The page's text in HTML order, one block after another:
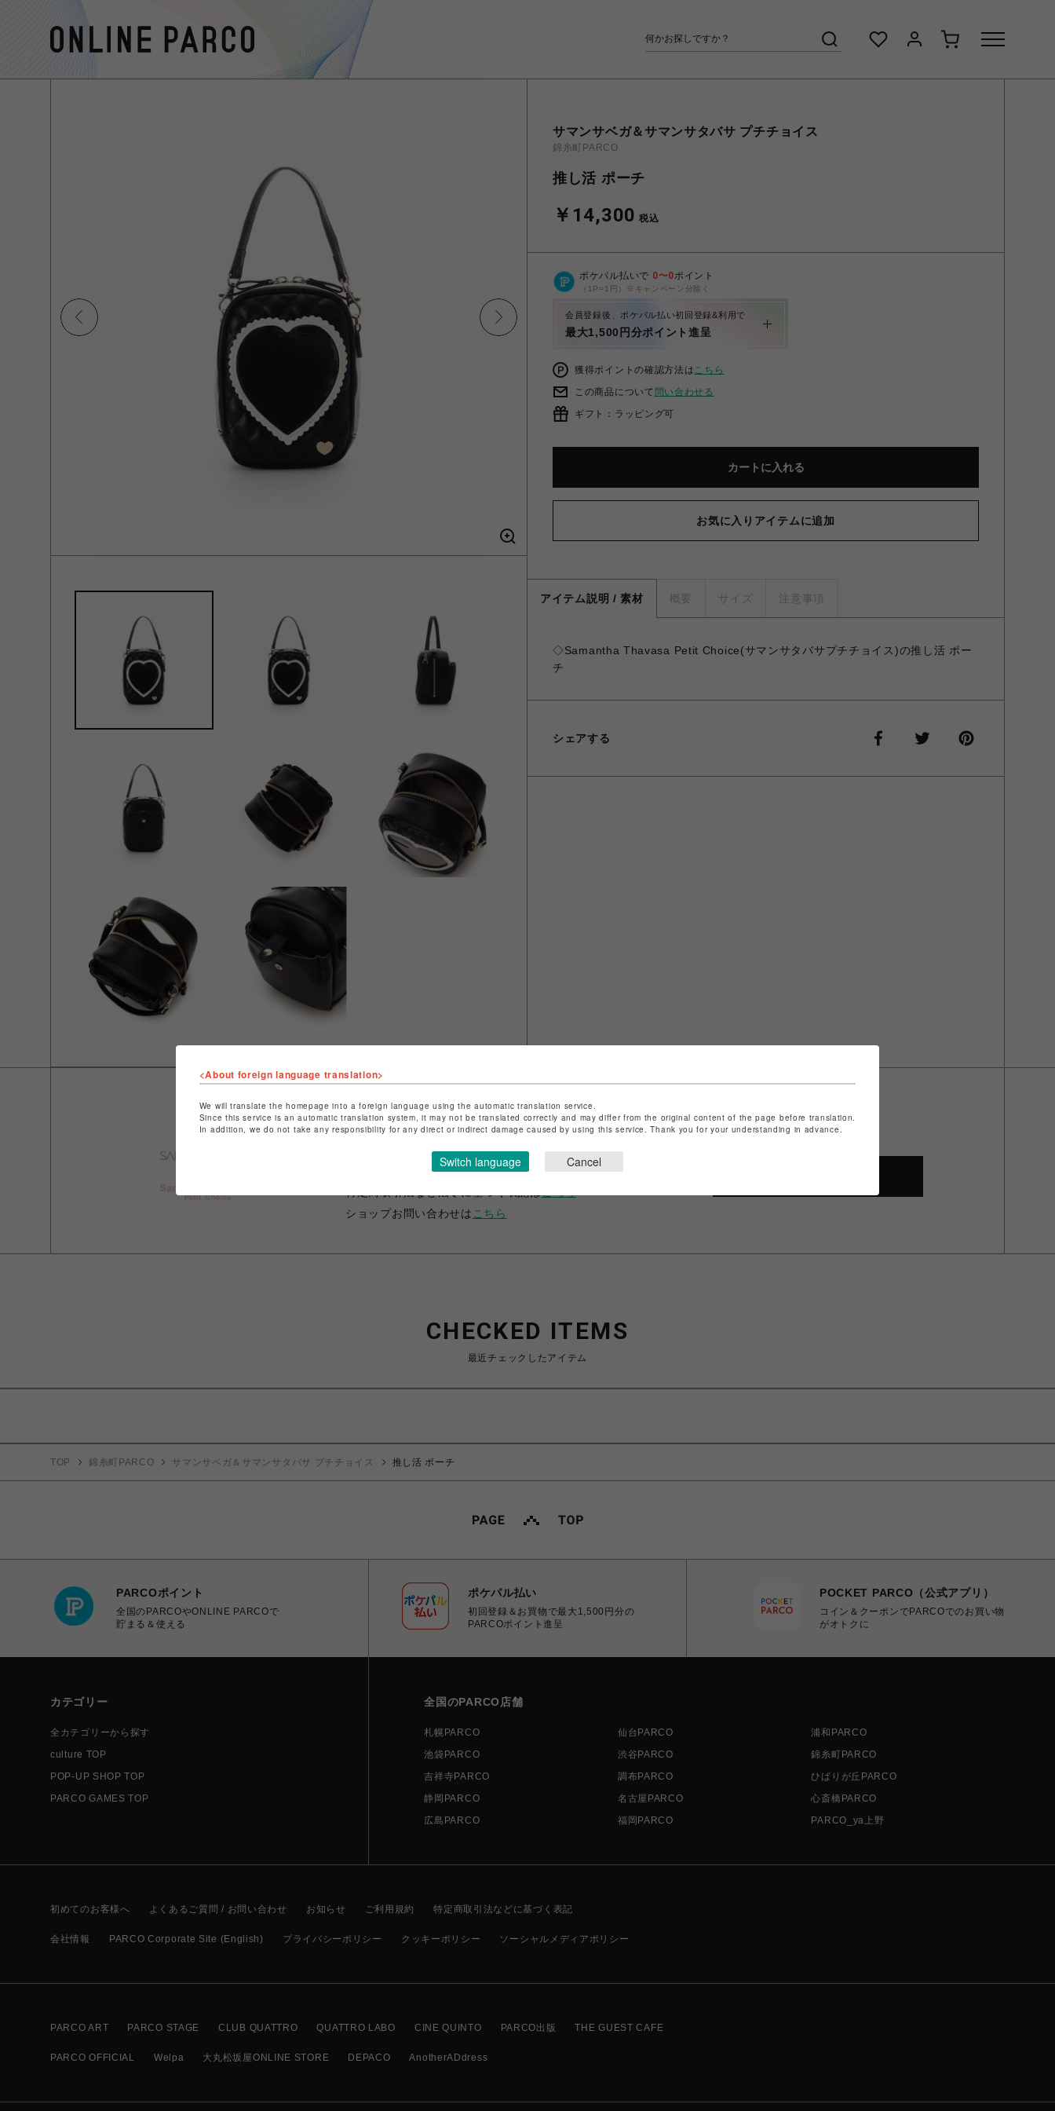
サマンサベガ＆サマンサタバサ プチチョイス
錦糸町PARCO
推し活 ポーチ
￥14,300 税込
ポケパル払いで 0〜0ポイント
（1P=1円）※キャンペーン分除く
会員登録後、ポケパル払い初回登録&利用で
最大1,500円分ポイント進呈
獲得ポイントの確認方法はこちら
この商品について 問い合わせる
ギフト：ラッピング可
カートに入れる
お気に入りアイテムに追加
アイテム説明 / 素材 概要 サイズ 注意事項
◇Samantha Thavasa Petit Choice(サマンサタバサプチチョイス)の推し活 ポー
チ
シェアする
錦糸町PARCO
ショップお問い合わせは こちら
CHECKED ITEMS
最近チェックしたアイテム
TOP 錦糸町PARCO サマンサベガ＆サマンサタバサ プチチョイス 推し活 ポーチ
PARCOポイント
全国のPARCOやONLINE PARCOで
貯まる＆使える
ポケパル払い
初回登録＆お買物で最大1,500円分の
PARCOポイント進呈
POCKET PARCO（公式アプリ）
コイン＆クーポンでPARCOでのお買い物
がオトクに
カテゴリー
全カテゴリーから探す
culture TOP
POP-UP SHOP TOP
PARCO GAMES TOP
全国のPARCO店舗
札幌PARCO 仙台PARCO
浦和PARCO
池袋PARCO
渋谷PARCO
錦糸町PARCO
吉祥寺PARCO
調布PARCO
ひばりが丘PARCO
静岡PARCO
名古屋PARCO
心斎橋PARCO
広島PARCO
福岡PARCO PARCO_ya上野
初めてのお客様へ よくあるご質問 / お問い合わせ お知らせ ご利用規約 特定商取引法などに基づく表記
会社情報 PARCO Corporate Site (English) プライバシーポリシー クッキーポリシー ソーシャルメディアポリシー
PARCO ART PARCO STAGE CLUB QUATTRO QUATTRO LABO CINE QUINTO PARCO出版 THE GUEST CAFE
PARCO OFFICIAL Welpa 大丸松坂屋ONLINE STORE DEPACO AnotherADdress
<About foreign language translation>
We will translate the homepage into a foreign language using the automatic translation service.
Since this service is an automatic translation system, it may not be translated correctly and may differ from the original content of the page before translation.
In addition, we do not take any responsibility for any direct or indirect damage caused by using this service. Thank you for your understanding in advance.
Switch language Cancel